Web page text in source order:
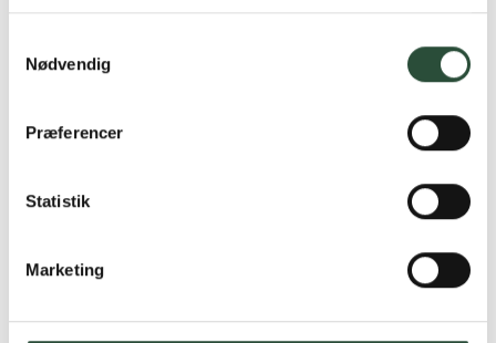
Nødvendig
Præferencer
Statistik
Marketing